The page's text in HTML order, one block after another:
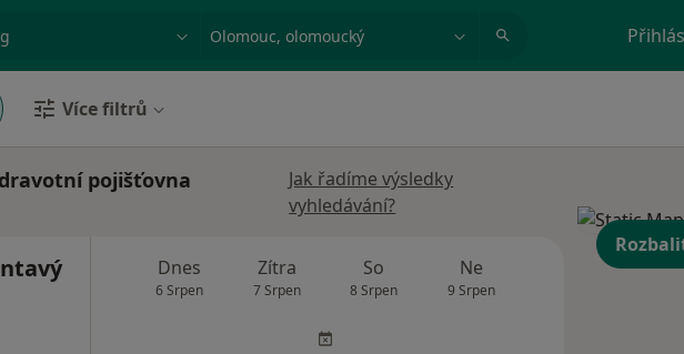
Město nebo region
Více filtrů
pojišťovna
Jak řadíme výsledky
vyhledávání?
Dnes
6 Srpen
Zítra
7 Srpen
So
8 Srpen
Ne
9 Srpen
Út